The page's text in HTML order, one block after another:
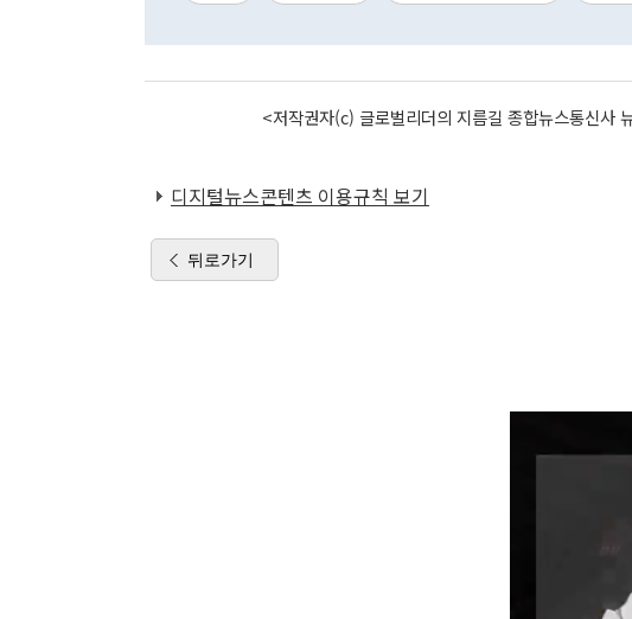
<저작권자(c) 글로벌리더의 지름길 종합뉴스통신
디지털뉴스콘텐츠 이용규칙 보기
뒤로가기